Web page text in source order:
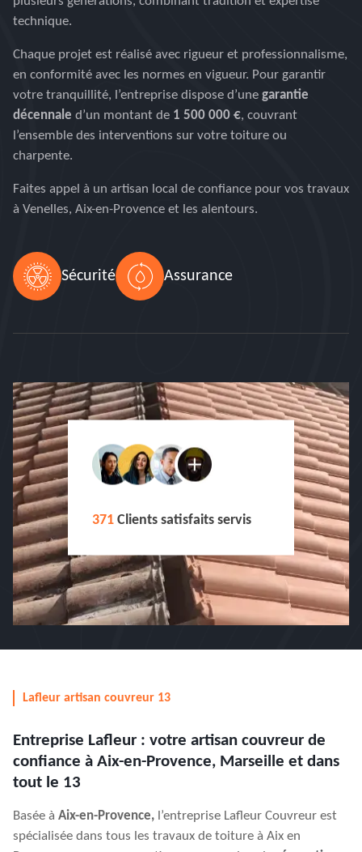
technique.
Chaque projet est réalisé avec rigueur et professionnalisme,
en conformité avec les normes en vigueur. Pour garantir
votre tranquillité, l’entreprise dispose d’une garantie
décennale d’un montant de 1 500 000 €, couvrant
l’ensemble des interventions sur votre toiture ou
charpente.
Faites appel à un artisan local de confiance pour vos travaux
à Venelles, Aix-en-Provence et les alentours.
Sécurité Assurance
371 Clients satisfaits servis
Lafleur artisan couvreur 13
Entreprise Lafleur : votre artisan couvreur de
confiance à Aix-en-Provence, Marseille et dans
tout le 13
Basée à Aix-en-Provence, l’entreprise Lafleur Couvreur est
spécialisée dans tous les travaux de toiture à Aix en